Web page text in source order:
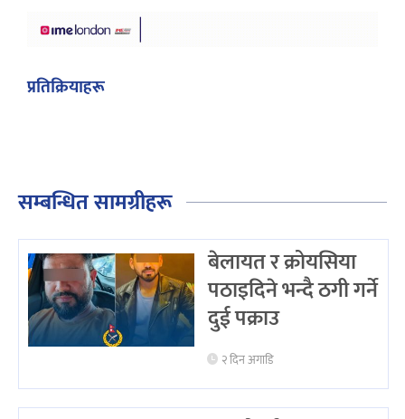
प्रतिक्रियाहरू
सम्बन्धित सामग्रीहरू
बेलायत र क्रोयसिया
पठाइदिने भन्दै ठगी गर्ने
दुई पक्राउ
२ दिन अगाडि